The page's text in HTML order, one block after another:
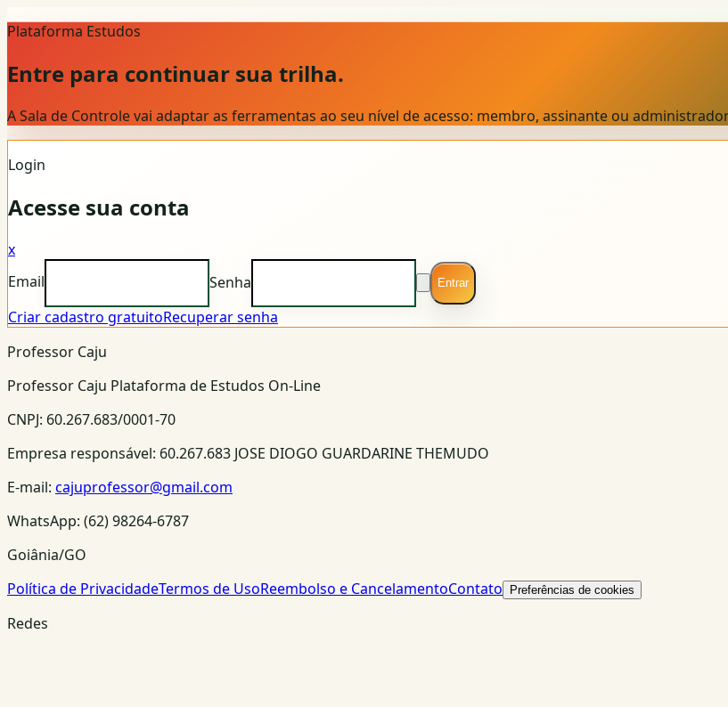
Plataforma Estudos
Entre para continuar sua trilha.
A Sala de Controle vai adaptar as ferramentas ao seu nível de acesso: membro, assinante ou
Login
Acesse sua conta
x
Email
Senha Entrar
Criar cadastro gratuitoRecuperar senha
Professor Caju
Professor Caju Plataforma de Estudos On-Line
CNPJ: 60.267.683/0001-70
Empresa responsável: 60.267.683 JOSE DIOGO GUARDARINE THEMUDO
E-mail: cajuprofessor@gmail.com
WhatsApp: (62) 98264-6787
Goiânia/GO
Política de PrivacidadeTermos de UsoReembolso e CancelamentoContato Preferências de cookies
Redes